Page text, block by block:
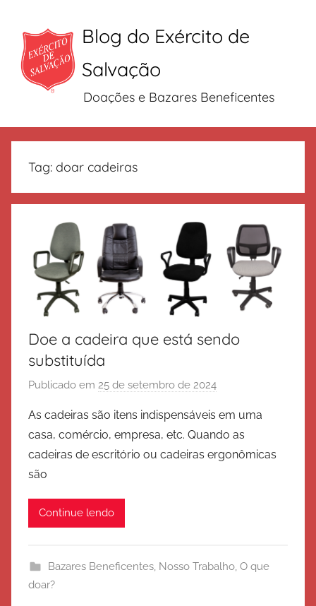
conteúdo
Blog do Exército de
Salvação
Doações e Bazares Beneficentes
Tag: doar cadeiras
Doe a cadeira que está sendo
substituída
Publicado em 25 de setembro de 2024
r
E
x
o
As cadeiras são itens indispensáveis em uma
casa, comércio, empresa, etc. Quando as
cadeiras de escritório ou cadeiras ergonômicas
são
Continue lendo
Bazares Beneficentes, Nosso Trabalho, O que
doar?